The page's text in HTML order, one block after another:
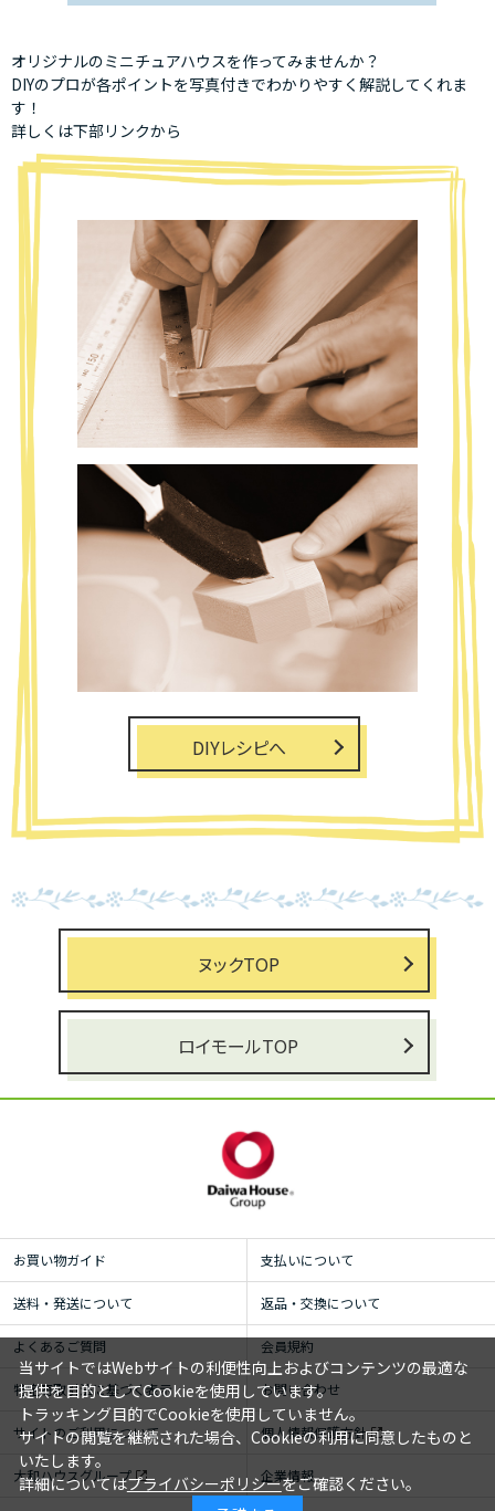
オリジナルのミニチュアハウスを作ってみませんか？
DIYのプロが各ポイントを写真付きでわかりやすく解説してくれま
す！
詳しくは下部リンクから
DIYレシピへ
ヌックTOP
ロイモールTOP
お買い物ガイド 支払いについて
送料・発送について 返品・交換について
よくあるご質問 会員規約
特定商取引法に基づく表示 お問い合わせ
サイトのご利用について 個人情報保護方針
大和ハウスグループ 企業情報
当サイトではWebサイトの利便性向上およびコンテンツの最適な
提供を目的としてCookieを使用しています。
トラッキング目的でCookieを使用していません。
サイトの閲覧を継続された場合、Cookieの利用に同意したものと
いたします。
詳細についてはプライバシーポリシーをご確認ください。